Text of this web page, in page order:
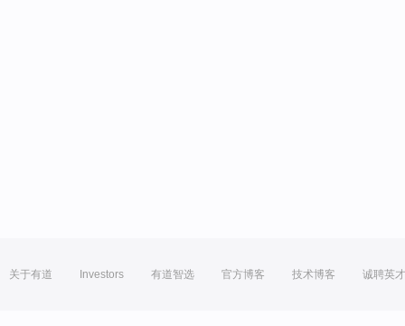
关于有道 Investors 有道智选 官方博客 技术博客 诚聘英才